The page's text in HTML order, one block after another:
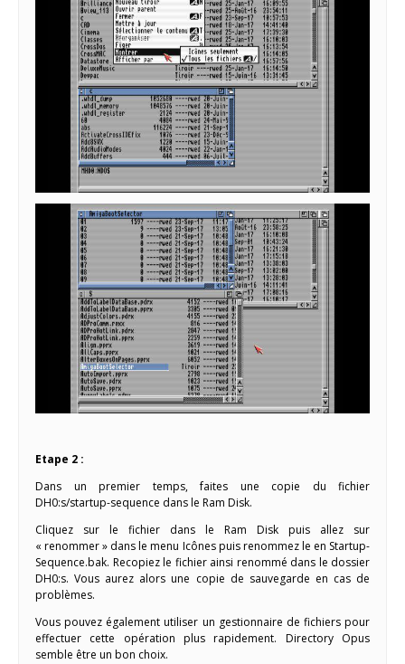
Etape 2 :
Dans un premier temps, faites une copie du fichier
DH0:s/startup-sequence dans le Ram Disk.
Cliquez sur le fichier dans le Ram Disk puis allez sur
« renommer » dans le menu Icônes puis renommez le en Startup-
Sequence.bak. Recopiez le fichier ainsi renommé dans le dossier
DH0:s. Vous aurez alors une copie de sauvegarde en cas de
problèmes.
Vous pouvez également utiliser un gestionnaire de fichiers pour
effectuer cette opération plus rapidement. Directory Opus
semble être un bon choix.